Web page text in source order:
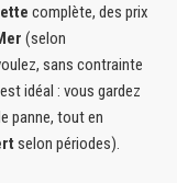
complète, des prix
(selon
sans contrainte
idéal : vous gardez
panne, tout en
selon périodes).